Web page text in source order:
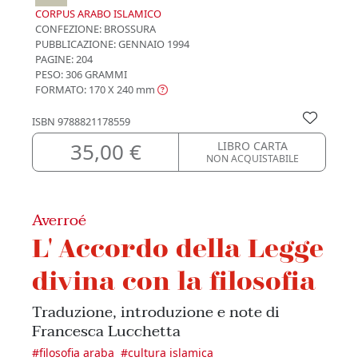
CORPUS ARABO ISLAMICO
CONFEZIONE: BROSSURA
PUBBLICAZIONE:GENNAIO 1994
PAGINE: 204
PESO: 306 GRAMMI
FORMATO: 170 X 240 mm
ISBN 9788821178559
35,00 € LIBRO CARTA
NON ACQUISTABILE
Averroé
L' Accordo della Legge
divina con la filosofia
Traduzione, introduzione e note di
Francesca Lucchetta
#filosofia araba #cultura islamica